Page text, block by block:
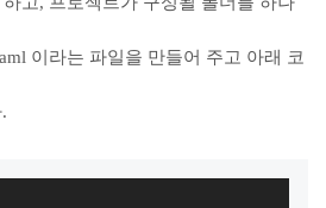
이라는 파일을 만들어 주고 아래 코